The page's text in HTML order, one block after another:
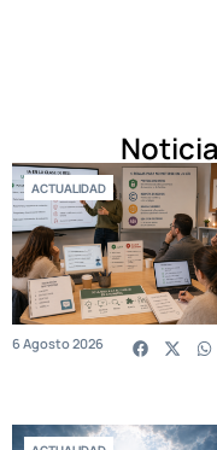
ACTUALIDAD
6 Agosto 2026